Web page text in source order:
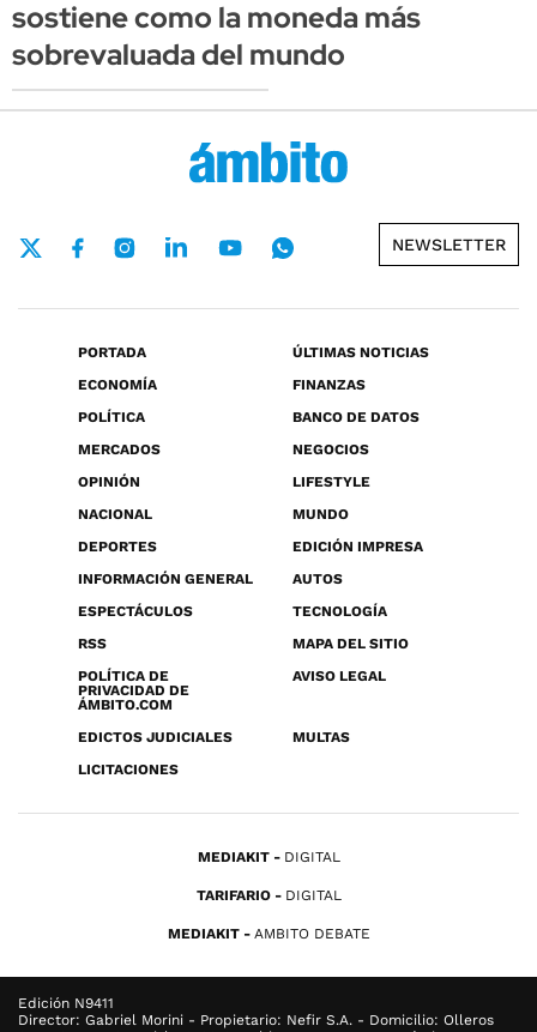
sostiene como la moneda más
sobrevaluada del mundo
NEWSLETTER
PORTADA
ÚLTIMAS NOTICIAS
ECONOMÍA
FINANZAS
POLÍTICA
BANCO DE DATOS
MERCADOS
NEGOCIOS
OPINIÓN
LIFESTYLE
NACIONAL
MUNDO
DEPORTES
EDICIÓN IMPRESA
INFORMACIÓN GENERAL
AUTOS
ESPECTÁCULOS
TECNOLOGÍA
RSS
MAPA DEL SITIO
POLÍTICA DE
PRIVACIDAD DE
ÁMBITO.COM
AVISO LEGAL
EDICTOS JUDICIALES
MULTAS
LICITACIONES
MEDIAKIT DIGITAL
TARIFARIO DIGITAL
MEDIAKIT AMBITO DEBATE
Edición N9411
Director: Gabriel Morini - Propietario: Nefir S.A. - Domicilio: Olleros